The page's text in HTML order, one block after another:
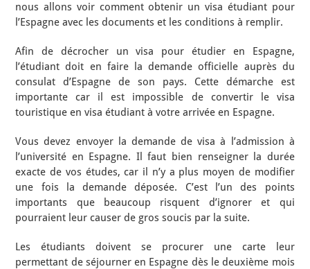
nous allons voir comment obtenir un visa étudiant pour
l’Espagne avec les documents et les conditions à remplir.
Afin de décrocher un visa pour étudier en Espagne,
l’étudiant doit en faire la demande officielle auprès du
consulat d’Espagne de son pays. Cette démarche est
importante car il est impossible de convertir le visa
touristique en visa étudiant à votre arrivée en Espagne.
Vous devez envoyer la demande de visa à l’admission à
l’université en Espagne. Il faut bien renseigner la durée
exacte de vos études, car il n’y a plus moyen de modifier
une fois la demande déposée. C’est l’un des points
importants que beaucoup risquent d’ignorer et qui
pourraient leur causer de gros soucis par la suite.
Les étudiants doivent se procurer une carte leur
permettant de séjourner en Espagne dès le deuxième mois